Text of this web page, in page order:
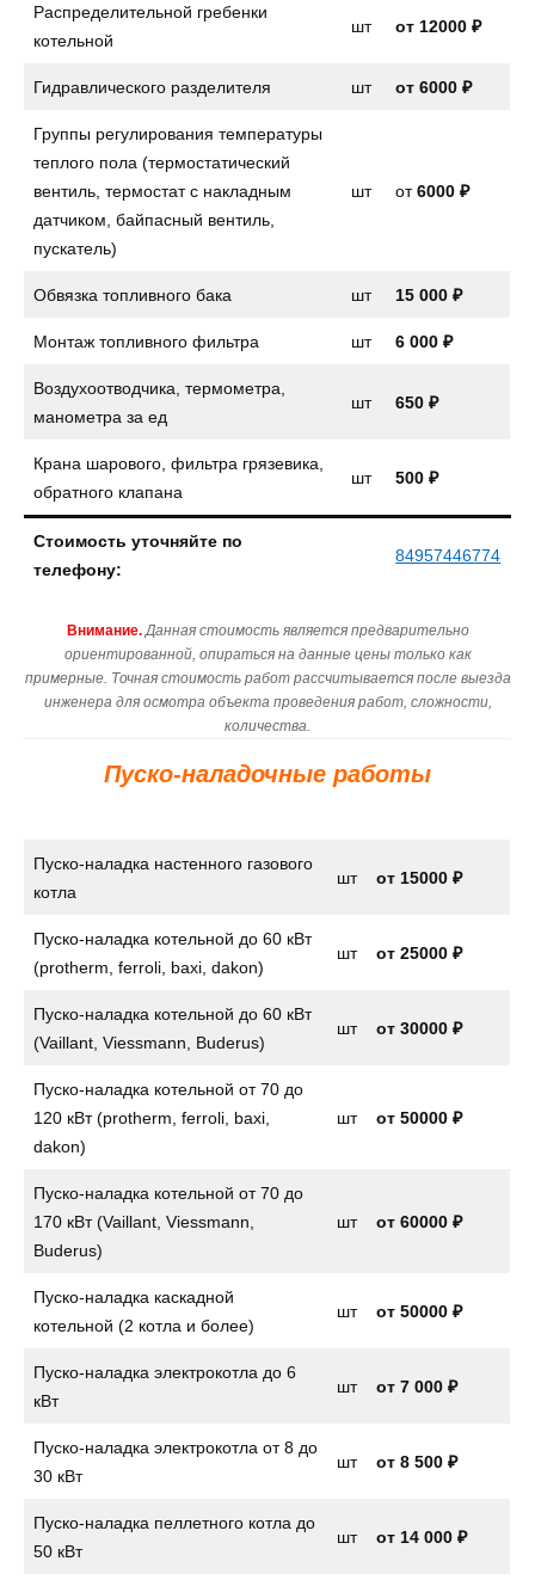
Распределительной гребенки
котельной
шт от 12000 ₽
Гидравлического разделителя шт от 6000 ₽
Группы регулирования температуры
теплого пола (термостатический
вентиль, термостат с накладным
датчиком, байпасный вентиль,
пускатель)
шт от6000 ₽
Обвязка топливного бака шт 15 000 ₽
Монтаж топливного фильтра шт 6 000 ₽
Воздухоотводчика, термометра,
манометра за ед
шт 650 ₽
Крана шарового, фильтра грязевика,
обратного клапана
шт 500 ₽
Стоимость уточняйте по
телефону:
84957446774
Внимание. Данная стоимость является предварительно
ориентированной, опираться на данные цены только как
примерные. Точная стоимость работ рассчитывается после выезда
инженера для осмотра объекта проведения работ, сложности,
количества.
Пуско-наладочные работы
Пуско-наладка настенного газового
котла
шт от 15000 ₽
Пуско-наладка котельной до 60 кВт
(protherm, ferroli, baxi, dakon)
шт от 25000 ₽
Пуско-наладка котельной до 60 кВт
(Vaillant, Viessmann, Buderus)
шт от 30000 ₽
Пуско-наладка котельной от 70 до
120 кВт (protherm, ferroli, baxi,
dakon)
шт от 50000 ₽
Пуско-наладка котельной от 70 до
170 кВт (Vaillant, Viessmann,
Buderus)
шт от 60000 ₽
Пуско-наладка каскадной
котельной (2 котла и более)
шт от 50000 ₽
Пуско-наладка электрокотла до 6
кВт
шт от 7 000 ₽
Пуско-наладка электрокотла от 8 до
30 кВт
шт от 8 500 ₽
Пуско-наладка пеллетного котла до
50 кВт
шт от 14 000 ₽